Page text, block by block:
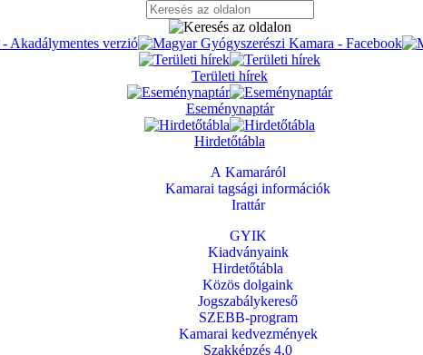
Területi hírek
Eseménynaptár
Hirdetőtábla
A Kamaráról
Kamarai tagsági információk
Irattár
GYIK
Kiadványaink
Hirdetőtábla
Közös dolgaink
Jogszabálykereső
SZEBB-program
Kamarai kedvezmények
Szakképzés 4.0